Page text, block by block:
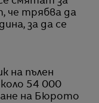
че трябва да
за да се
на пълен
54 000
на Бюрото